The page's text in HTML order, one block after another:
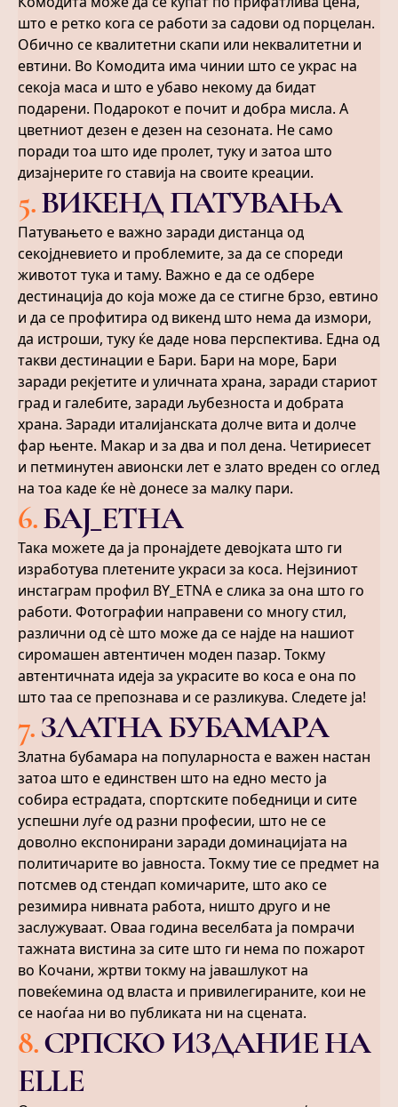
што е ретко кога се работи за садови од порцелан.
Обично се квалитетни скапи или неквалитетни и
евтини. Во Комодита има чинии што се украс на
секоја маса и што е убаво некому да бидат
подарени. Подарокот е почит и добра мисла. А
цветниот дезен е дезен на сезоната. Не само
поради тоа што иде пролет, туку и затоа што
дизајнерите го ставија на своите креации.
5.ВИКЕНД ПАТУВАЊА
Патувањето е важно заради дистанца од
секојдневието и проблемите, за да се спореди
животот тука и таму. Важно е да се одбере
дестинација до која може да се стигне брзо, евтино
и да се профитира од викенд што нема да измори,
да истроши, туку ќе даде нова перспектива. Една од
такви дестинации е Бари. Бари на море, Бари
заради рекјетите и уличната храна, заради стариот
град и галебите, заради љубезноста и добрата
храна. Заради италијанската долче вита и долче
фар њенте. Макар и за два и пол дена. Четириесет
и петминутен авионски лет е злато вреден со оглед
на тоа каде ќе нѐ донесе за малку пари.
6.БАЈ_ЕТНА
Така можете да ја пронајдете девојката што ги
изработува плетените украси за коса. Нејзиниот
инстаграм профил BY_ETNA е слика за она што го
работи. Фотографии направени со многу стил,
различни од сѐ што може да се најде на нашиот
сиромашен автентичен моден пазар. Токму
автентичната идеја за украсите во коса е она по
што таа се препознава и се разликува. Следете ја!
7. ЗЛАТНА БУБАМАРА
Златна бубамара на популарноста е важен настан
затоа што е единствен што на едно место ја
собира естрадата, спортските победници и сите
успешни луѓе од разни професии, што не се
доволно експонирани заради доминацијата на
политичарите во јавноста. Токму тие се предмет на
потсмев од стендап комичарите, што ако се
резимира нивната работа, ништо друго и не
заслужуваат. Оваа година веселбата ја помрачи
тажната вистина за сите што ги нема по пожарот
во Кочани, жртви токму на јавашлукот на
повеќемина од власта и привилегираните, кои не
се наоѓаа ни во публиката ни на сцената.
8.СРПСКО ИЗДАНИЕ НА
ELLE